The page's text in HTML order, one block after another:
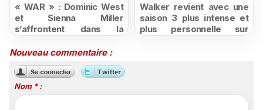
« WAR » : Dominic West
et Sienna Miller
s’affrontent dans la
de HBO Max dès le 2
Walker revient avec une
saison 3 plus intense et
plus personnelle sur
Nouveau commentaire :
Nom * :